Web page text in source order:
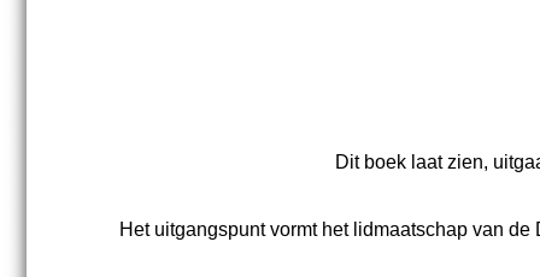
Dit boek laat zien,
Het uitgangspunt vormt het lidmaatschap van